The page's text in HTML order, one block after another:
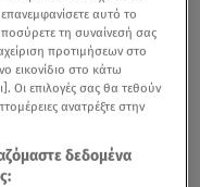
αυτό το
τη συναίνεσή σας
προτιμήσεων στο
εικονίδιο στο κάτω
Οι επιλογές σας θα τεθούν
ανατρέξτε στην
δεδομένα